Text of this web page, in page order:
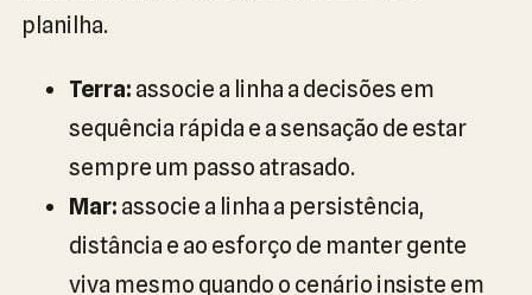
planilha.
Terra: associe a linha a decisões em
sequência rápida e a sensação de estar
sempre um passo atrasado.
Mar: associe a linha a persistência,
distância e ao esforço de manter gente
viva mesmo quando o cenário insiste em